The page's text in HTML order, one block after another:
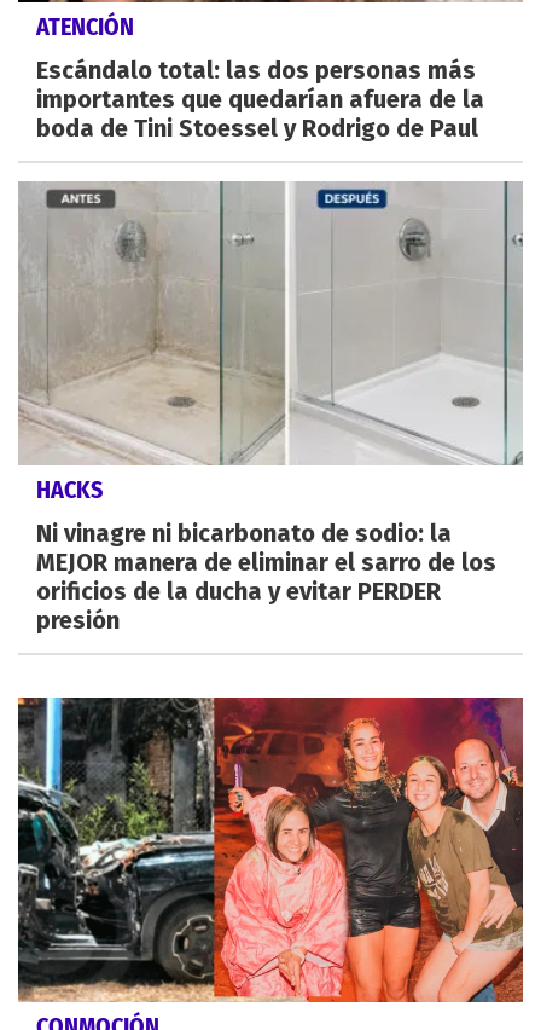
ATENCIÓN
Escándalo total: las dos personas más
importantes que quedarían afuera de la
boda de Tini Stoessel y Rodrigo de Paul
HACKS
Ni vinagre ni bicarbonato de sodio: la
MEJOR manera de eliminar el sarro de los
orificios de la ducha y evitar PERDER
presión